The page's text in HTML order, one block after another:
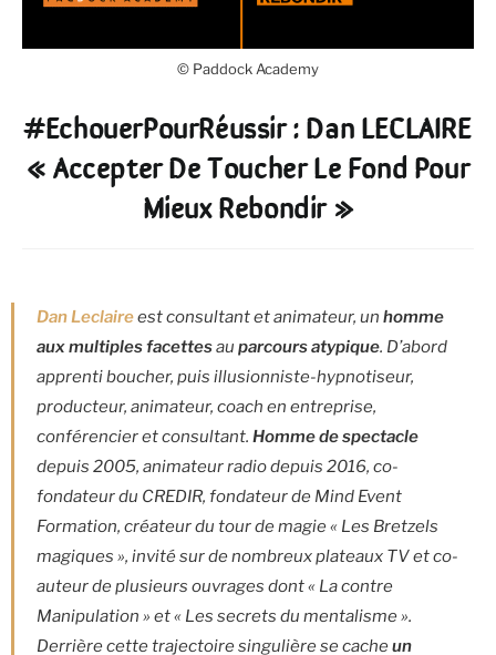
© Paddock Academy
#EchouerPourRéussir : Dan LECLAIRE
« Accepter De Toucher Le Fond Pour
Mieux Rebondir »
Dan Leclaireest consultant et animateur, un homme
aux multiples facettesau parcours atypique. D’abord
apprenti boucher, puis illusionniste-hypnotiseur,
producteur, animateur, coach en entreprise,
conférencier et consultant. Homme de spectacle
depuis 2005, animateur radio depuis 2016, co-
fondateur du CREDIR, fondateur de Mind Event
Formation, créateur du tour de magie « Les Bretzels
magiques », invité sur de nombreux plateaux TV et co-
auteur de plusieurs ouvrages dont « La contre
Manipulation » et « Les secrets du mentalisme ».
Derrière cette trajectoire singulière se cacheun